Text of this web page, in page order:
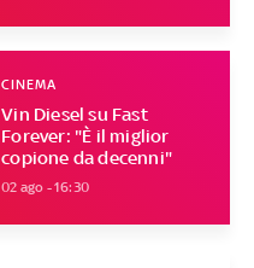
Vin Diesel su Fast
Forever: "È il miglior
copione da decenni"
CINEMA
02 ago - 16:30